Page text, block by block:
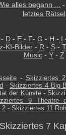
alles begann ... -
letztes Rätsel
- D - E - F- G - H - I
KI-Bilder- R - S- T
Music- Y- Z
- Skizziertes
-Skizziertes 4 Big
der Künste-
9 Theatre
2 - Skizziertes 11
Skizziertes 7